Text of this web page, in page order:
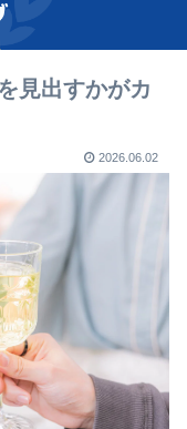
見出すかがカ
2026.06.02